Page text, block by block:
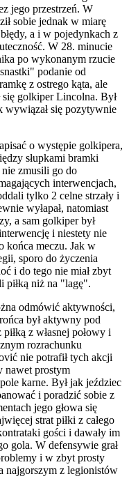
jego przestrzeń. W
sobie jednak w miarę
a i w pojedynkach z
W 28. minucie
po wykonanym rzucie
podanie od
z ostrego kąta, ale
się golkiper Lincolna. Był
się pozytywnie
o występie golkipera,
słupkami bramki
zmusili go do
interwencjach,
tylko 2 celne strzały i
wyłapał, natomiast
a sam golkiper był
i niestety nie
końca meczu. Jak w
sporo do życzenia
i do tego nie miał zbyt
niż na "lagę".
odmówić aktywności,
był aktywny pod
z własnej połowy i
rozrachunku
nie potrafił tych akcji
nawet prostym
karne. Był jak jeździec
i poradzić sobie z
jego głowa się
strat piłki z całego
gości i dawały im
gola. W defensywie grał
i w zbyt prosty
najgorszym z legionistów